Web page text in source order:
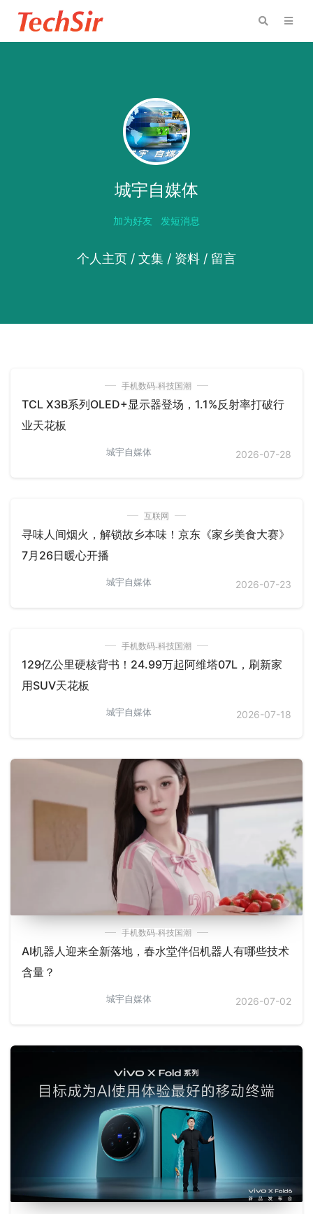
城宇自媒体
加为好友 发短消息
个人主页 / 文集 / 资料 / 留言
手机数码-科技国潮
TCL X3B系列OLED+显示器登场，1.1%反射率打破行
业天花板
城宇自媒体 2026-07-28
互联网
寻味人间烟火，解锁故乡本味！京东《家乡美食大赛》
7月26日暖心开播
城宇自媒体 2026-07-23
手机数码-科技国潮
129亿公里硬核背书！24.99万起阿维塔07L，刷新家
用SUV天花板
城宇自媒体 2026-07-18
手机数码-科技国潮
AI机器人迎来全新落地，春水堂伴侣机器人有哪些技术
含量？
城宇自媒体 2026-07-02